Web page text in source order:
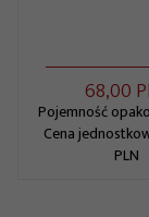
68,00
Pojemność
Cena
PLN